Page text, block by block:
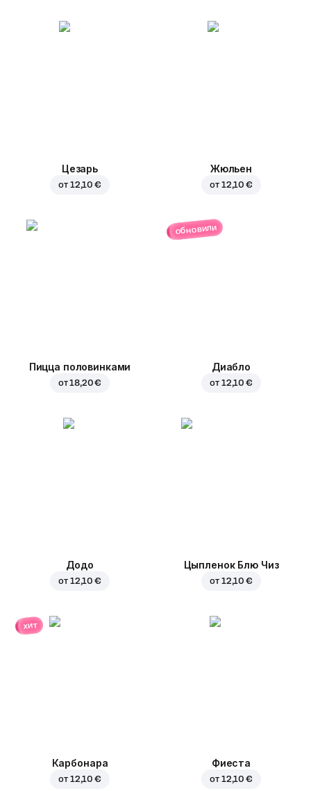
Цезарь
от 12,10 €
Жюльен
от 12,10 €
Пицца половинками
от18,20 €
обновили
Диабло
от 12,10 €
Додо
от 12,10 €
Цыпленок Блю Чиз
от 12,10 €
хит
Карбонара
от 12,10 €
Фиеста
от 12,10 €